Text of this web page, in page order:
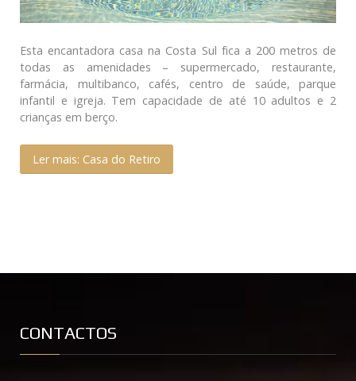
Esta encantadora casa na Costa Sul fica a 200 metros de
todas as amenidades – supermercado, restaurante,
farmácia, multibanco, cafés, centro de saúde, parque
infantil e igreja. Tem capacidade de até 10 adultos e 2
crianças em berço.
Ler mais: Casa do Retiro
CONTACTOS